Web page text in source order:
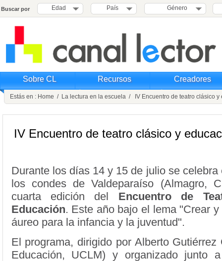
Buscar por Edad País Género
Sobre CL Recursos Creadores
Estás en : Home / La lectura en la escuela / IV Encuentro de teatro clásico y
IV Encuentro de teatro clásico y
Durante los días 14 y 15 de julio se
los condes de Valdeparaíso (Almagro,
cuarta edición del Encuentro de
Educación. Este año bajo el lema "Crear
áureo para la infancia y la juventud".
El programa, dirigido por Alberto Gutiérrez
Educación, UCLM) y organizado junto